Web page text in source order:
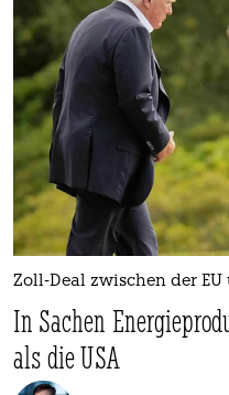
Zoll-Deal zwischen der EU
In Sachen
als die USA